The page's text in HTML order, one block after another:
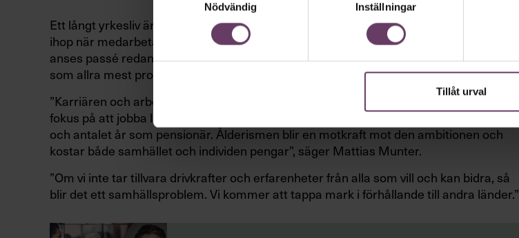
Nödvändig
Inställningar
Tillåt urval
Ett långt yrkesliv är också en förutsättning för en bra pension. Den ekvationen går inte
ihop när medarbetare och chefer diskrimineras på arbetsmarknaden och vi börjar
anses passé redan vid 45. Samtidigt som forskning visar att det är efter 40 som vi är
som allra mest produktiva på jobbet.
”Karriären och arbetslivet ska bygga upp resurserna för att kunna gå i pension. Allt
fokus på att jobba längre har sin grund i att hitta en balans mellan antalet år i arbete
och antalet år som pensionär. Ålderismen blir en motkraft mot den ambitionen och
kostar både samhället och individen pengar”, säger Mattias Munter.
”Om vi inte tar tillvara drivkrafter och erfarenheter från alla som vill och kan bidra, så
blir det ett samhällsproblem. Vi kommer att tappa mark i förhållande till andra länder.”